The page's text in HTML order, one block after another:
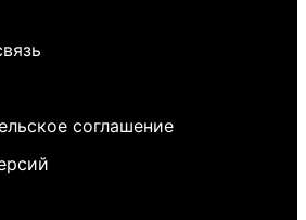
соглашение